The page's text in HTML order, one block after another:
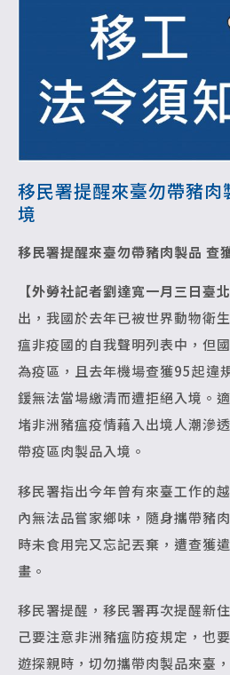
移民署提醒來臺勿帶豬肉
境
移民署提醒來臺勿帶豬肉製品 查
【外勞社記者劉達寬一月三日臺北
出，我國於去年已被世界動物衛
瘟非疫國的自我聲明列表中，但
為疫區，且去年機場查獲95起違
鍰無法當場繳清而遭拒絕入境。
堵非洲豬瘟疫情藉入出境人潮滲
帶疫區肉製品入境。
移民署指出今年曾有來臺工作的
內無法品嘗家鄉味，隨身攜帶豬
時未食用完又忘記丟棄，遭查獲
畫。
移民署提醒，移民署再次提醒新
己要注意非洲豬瘟防疫規定，也
遊探親時，切勿攜帶肉製品來臺